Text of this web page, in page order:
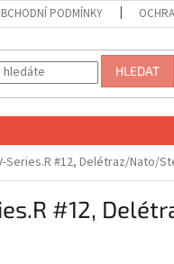
PODMÍNKY
HLEDAT
Series.R #12, Delétraz/Nato/
#12,